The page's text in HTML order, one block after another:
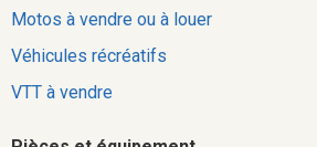
Motos à vendre ou à louer
Véhicules récréatifs
VTT à vendre